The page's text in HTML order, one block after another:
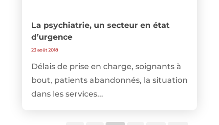
La psychiatrie, un secteur en état
d’urgence
23 août 2018
Délais de prise en charge, soignants à
bout, patients abandonnés, la situation
dans les services...